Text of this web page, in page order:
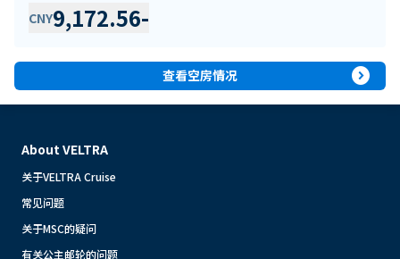
CNY9,172.56-
查看空房情况 expand_circle_right
About VELTRA
关于VELTRA Cruise
常见问题
关于MSC的疑问
有关公主邮轮的问题